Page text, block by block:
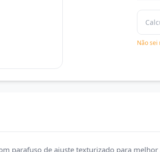
Não sei
parafuso de ajuste texturizado para